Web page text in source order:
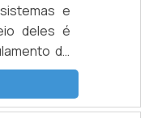
e
deles é
de
em
é